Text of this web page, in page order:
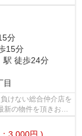
分
15分
駅 徒歩24分
目
けない総合仲介店を
新の物件を頂きお客
3,000円 )